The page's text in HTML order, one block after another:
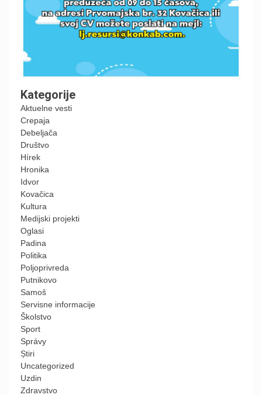
Kategorije
Aktuelne vesti
Crepaja
Debeljača
Društvo
Hírek
Hronika
Idvor
Kovačica
Kultura
Medijski projekti
Oglasi
Padina
Politika
Poljoprivreda
Putnikovo
Samoš
Servisne informacije
Školstvo
Sport
Správy
Știri
Uncategorized
Uzdin
Zdravstvo